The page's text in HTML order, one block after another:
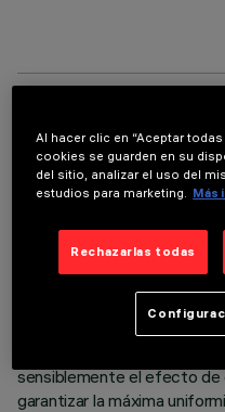
DATOS
ÚLTIMA ACTUALIZACIÓN: 06/
Luminaria miniaturizada
específica para iluminación
óptico patentado asegura
en la pared y evita zonas
sensiblemente el efecto de
garantizar la máxima
Al hacer clic en “Aceptar
cookies se guarden en su
del sitio, analizar el uso del
estudios para marketing.
Más
Rechazarlas todas